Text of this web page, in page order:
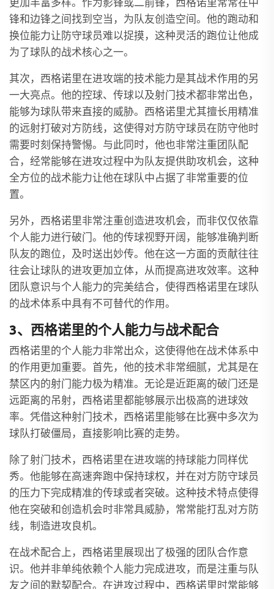
锋和边锋之间找到空当，为队友创造空间。他的跑动和
换位能力让防守球员难以捉摸，这种灵活的跑位让他成
为了球队的战术核心之一。
其次，西格诺里在进攻端的技术能力是其战术作用的另
一大亮点。他的控球、传球以及射门技术都非常出色，
能够为球队带来直接的威胁。西格诺里尤其擅长用精准
的远射打破对方防线，这使得对方防守球员在防守他时
需要时刻保持警惕。与此同时，他也非常注重团队配
合，经常能够在进攻过程中为队友提供助攻机会，这种
全方位的战术能力让他在球队中占据了非常重要的位
置。
另外，西格诺里非常注重创造进攻机会，而非仅仅依靠
个人能力进行破门。他的传球视野开阔，能够准确判断
队友的跑位，及时送出妙传。他在这一方面的贡献往往
往会让球队的进攻更加立体，从而提高进攻效率。这种
团队意识与个人能力的完美结合，使得西格诺里在球队
的战术体系中具有不可替代的作用。
3、西格诺里的个人能力与战术配合
西格诺里的个人能力非常出众，这使得他在战术体系中
的作用更加重要。首先，他的技术非常细腻，尤其是在
禁区内的射门能力极为精准。无论是近距离的破门还是
远距离的吊射，西格诺里都能够展示出极高的进球效
率。凭借这种射门技术，西格诺里能够在比赛中多次为
球队打破僵局，直接影响比赛的走势。
除了射门技术，西格诺里在进攻端的持球能力同样优
秀。他能够在高速奔跑中保持球权，并在对方防守球员
的压力下完成精准的传球或者突破。这种技术特点使得
他在突破和创造机会时非常具威胁，常常能打乱对方防
线，制造进攻良机。
在战术配合上，西格诺里展现出了极强的团队合作意
识。他并非单纯依赖个人能力完成进攻，而是注重与队
友之间的默契配合。在进攻过程中，西格诺里时常能够